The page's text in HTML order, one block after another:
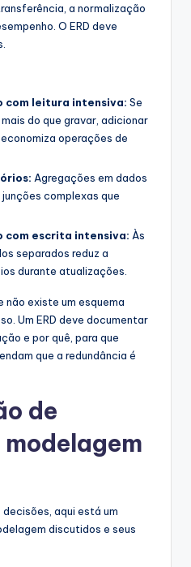
a normalização
O ERD deve
com leitura intensiva: Se
do que gravar, adicionar
operações de
Agregações em dados
complexas que
com escrita intensiva: Às
separados reduz a
durante atualizações.
não existe um esquema
Um ERD deve documentar
e por quê, para que
que a redundância é
de
aqui está um
discutidos e seus